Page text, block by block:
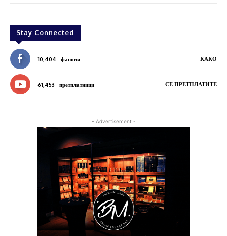
Stay Connected
10,404 фанови КАКО
61,453 претплатници СЕ ПРЕТПЛАТИТЕ
- Advertisement -